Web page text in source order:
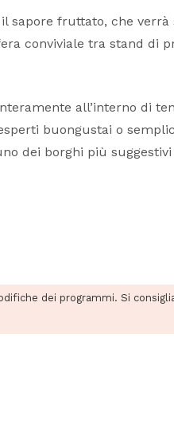
sapore fruttato, che
conviviale tra stand di
all’interno di
buongustai o
dei borghi più suggestivi
dei programmi. Si